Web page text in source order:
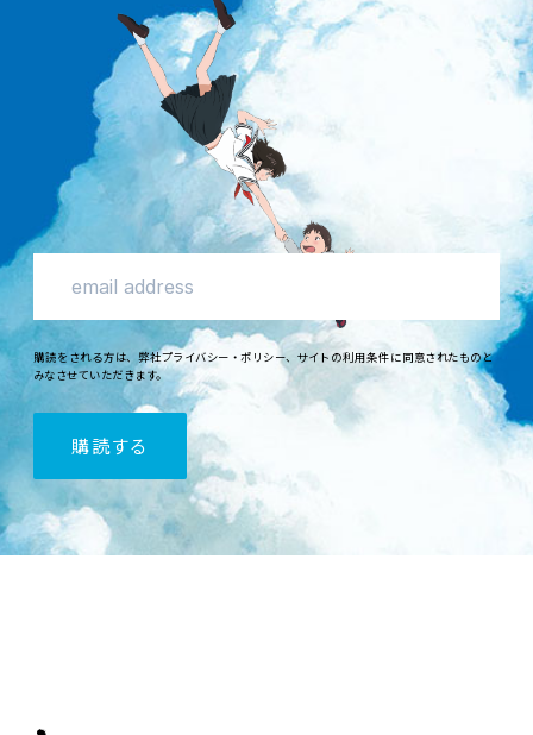
購読をされる方は、 弊社プライバシー・ポリシー、 サイトの利用条件に同意されたものと
みなさせていただきます。
購読する